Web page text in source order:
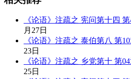
《论语》注疏之 宪问第十四
月27日
《论语》注疏之 泰伯第八 第
23日
《论语》注疏之 乡党第十 第
25日